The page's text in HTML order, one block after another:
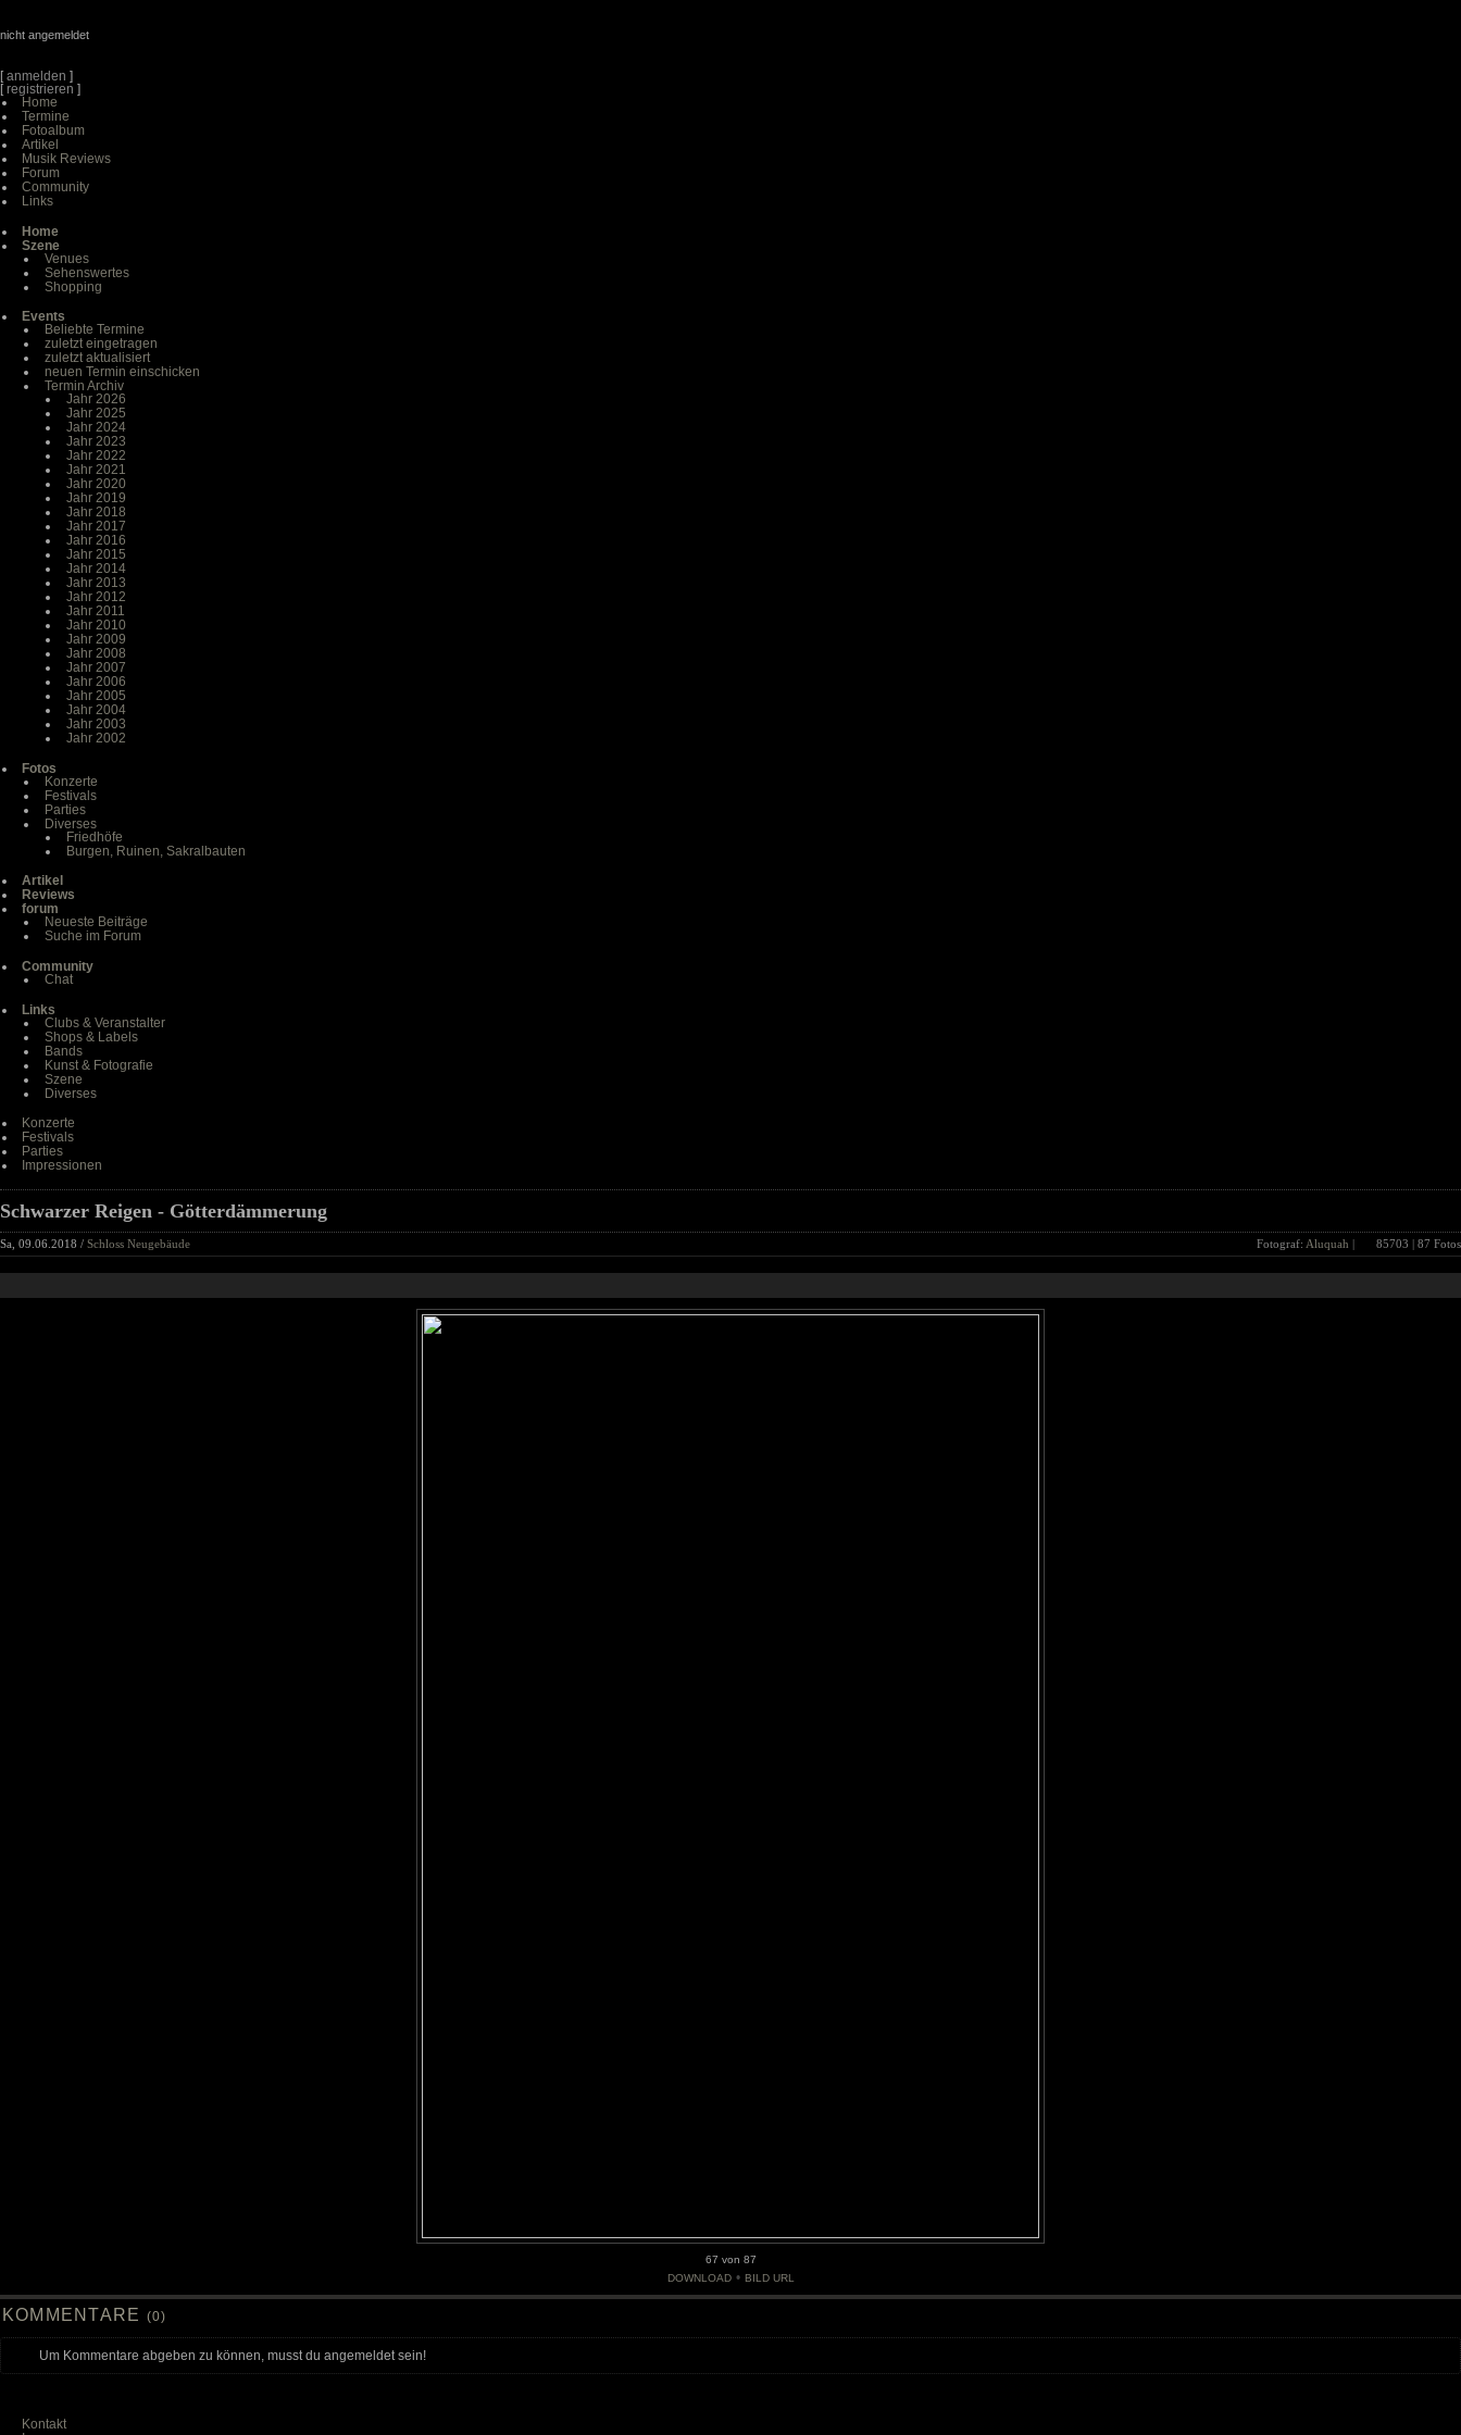
nicht angemeldet
[anmelden ]
[registrieren ]
Home
Termine
Fotoalbum
Artikel
Musik Reviews
Forum
Community
Links
Home
Szene
Venues
Sehenswertes
Shopping
Events
Beliebte Termine
zuletzt eingetragen
zuletzt aktualisiert
neuen Termin einschicken
Termin Archiv
Jahr 2026
Jahr 2025
Jahr 2024
Jahr 2023
Jahr 2022
Jahr 2021
Jahr 2020
Jahr 2019
Jahr 2018
Jahr 2017
Jahr 2016
Jahr 2015
Jahr 2014
Jahr 2013
Jahr 2012
Jahr 2011
Jahr 2010
Jahr 2009
Jahr 2008
Jahr 2007
Jahr 2006
Jahr 2005
Jahr 2004
Jahr 2003
Jahr 2002
Fotos
Konzerte
Festivals
Parties
Diverses
Friedhöfe
Burgen, Ruinen, Sakralbauten
Artikel
Reviews
forum
Neueste Beiträge
Suche im Forum
Community
Chat
Links
Clubs & Veranstalter
Shops & Labels
Bands
Kunst & Fotografie
Szene
Diverses
Konzerte
Festivals
Parties
Impressionen
Schwarzer Reigen - Götterdämmerung
Sa, 09.06.2018 / Schloss Neugebäude Fotograf: Aluquah | 85703 | 87 Fotos
67 von 87
DOWNLOAD • BILD URL
KOMMENTARE (0)
Um Kommentare abgeben zu können, musst du angemeldet sein!
Kontakt